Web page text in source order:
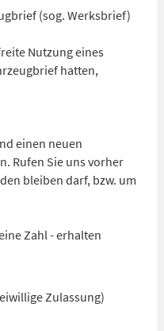
(sog. Werksbrief)
Nutzung eines
hatten,
einen neuen
Rufen Sie uns vorher
bleiben darf, bzw. um
Zahl - erhalten
Zulassung)